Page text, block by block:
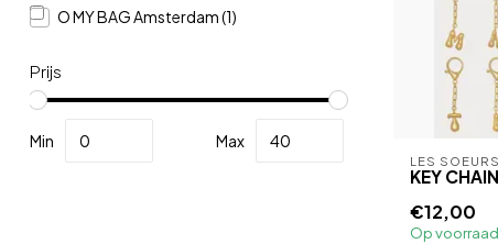
O MY BAG Amsterdam(1)
Prijs
Min Max
LES SOEURS
KEY
€12,00
Op voorraad